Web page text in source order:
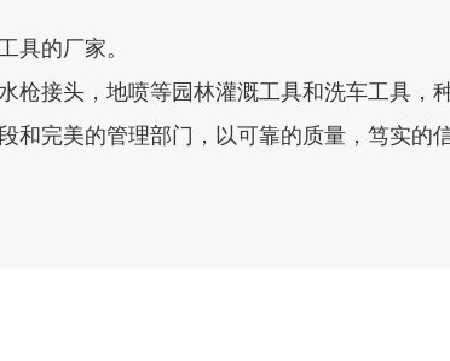
具的厂家。
接头，地喷等园林灌溉工具和洗车工具，
完美的管理部门，以可靠的质量，笃实的